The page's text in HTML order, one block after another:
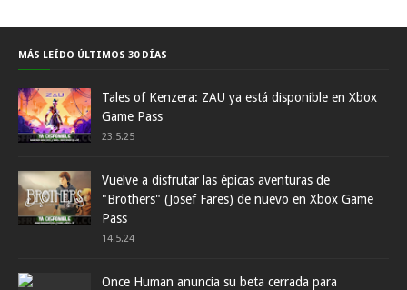
MÁS LEÍDO ÚLTIMOS 30 DÍAS
Tales of Kenzera: ZAU ya está disponible en Xbox
Game Pass
23.5.25
Vuelve a disfrutar las épicas aventuras de
"Brothers" (Josef Fares) de nuevo en Xbox Game
Pass
14.5.24
Once Human anuncia su beta cerrada para